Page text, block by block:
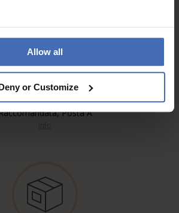
Allow all
or Customize
Spedizione gratuita'*
Posta A